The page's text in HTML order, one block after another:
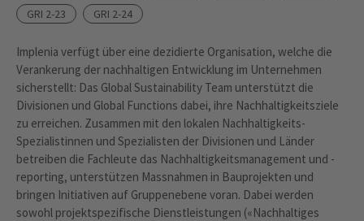
GRI 2-23
GRI 2-24
Implenia verfügt über eine dezidierte Organisation, welche die
Verankerung der nachhaltigen Entwicklung im Unternehmen
sicherstellt: Das Global Sustainability Team unterstützt die
Divisionen und Global Functions dabei, ihre Nachhaltigkeitsziele
zu erreichen. Zusammen mit den lokalen Nachhaltigkeits-
Spezialistinnen und Spezialisten der Divisionen und Länder
betreiben die Fachleute das Nachhaltigkeitsmanagement und -
reporting, unterstützen Massnahmen in Bauprojekten und
bringen Initiativen auf Gruppenebene voran. Dabei werden
sowohl projektspezifische Dienstleistungen («Nachhaltiges